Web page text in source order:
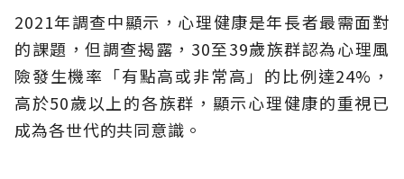
2021年調查中顯示，心理健康是年長者最需面對
的課題，但調查揭露，30至39歲族群認為心理風
險發生機率「有點高或非常高」的比例達24%，
高於50歲以上的各族群，顯示心理健康的重視已
成為各世代的共同意識。